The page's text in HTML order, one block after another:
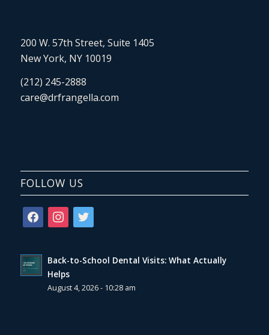
200 W. 57th Street, Suite 1405
New York, NY 10019
(212) 245-2888
care@drfrangella.com
FOLLOW US
facebookinstagram
twitter
Back-to-School Dental Visits: What Actually
Helps
August 4, 2026 - 10:28 am